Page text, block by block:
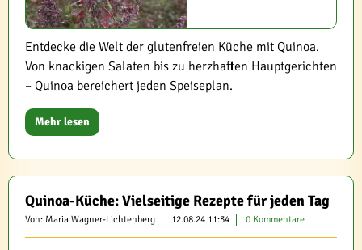
Entdecke die Welt der glutenfreien Küche mit Quinoa.
Von knackigen Salaten bis zu herzhaften Hauptgerichten
– Quinoa bereichert jeden Speiseplan.
Mehr lesen
Quinoa-Küche: Vielseitige Rezepte für jeden Tag
Von: Maria Wagner-Lichtenberg 12.08.24 11:34 0 Kommentare